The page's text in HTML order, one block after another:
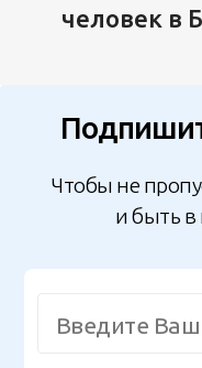
человек в
Чтобы не
и быть в